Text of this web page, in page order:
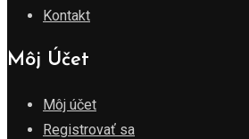
Kontakt
Môj Účet
Môj účet
Registrovať sa